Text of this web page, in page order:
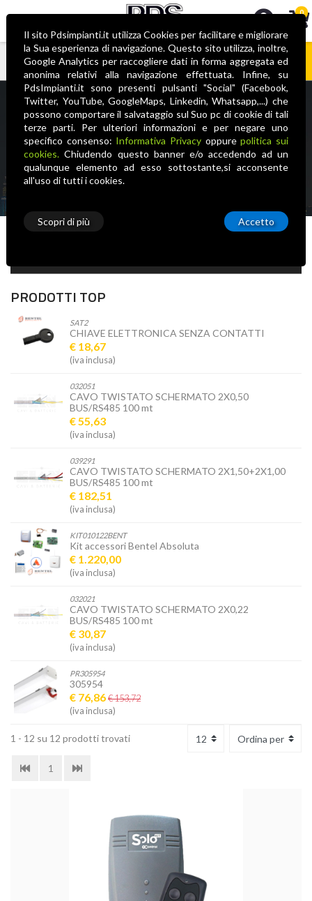
0
Nessun prodotto nel carrello
1Control
1Control è un’azienda nata dall’idea di rivoluzionare e
semplificare il mondo dei prodotti IoT per la Smart Home.
PRODOTTI TOP
SAT2
CHIAVE ELETTRONICA SENZA CONTATTI
€ 18,67
(iva inclusa)
032051
CAVO TWISTATO SCHERMATO 2X0,50
BUS/RS485 100 mt
€ 55,63
(iva inclusa)
039291
CAVO TWISTATO SCHERMATO 2X1,50+2X1,00
BUS/RS485 100 mt
€ 182,51
(iva inclusa)
KIT010122BENT
Kit accessori Bentel Absoluta
€ 1.220,00
(iva inclusa)
032021
CAVO TWISTATO SCHERMATO 2X0,22
BUS/RS485 100 mt
€ 30,87
(iva inclusa)
PR305954
305954
€ 76,86€ 153,72
(iva inclusa)
1 - 12 su 12 prodotti trovati
1
Il sito Pdsimpianti.it utilizza Cookies per facilitare e migliorare
la Sua esperienza di navigazione. Questo sito utilizza, inoltre,
Google Analytics per raccogliere dati in forma aggregata ed
anonima relativi alla navigazione effettuata. Infine, su
PdsImpianti.it sono presenti pulsanti "Social" (Facebook,
Twitter, YouTube, GoogleMaps, Linkedin, Whatsapp,...) che
possono comportare il salvataggio sul Suo pc di cookie di tali
terze parti. Per ulteriori informazioni e per negare uno
specifico consenso: Informativa Privacy oppurepolitica sui
cookies.Chiudendo questo banner e/o accedendo ad un
qualunque elemento ad esso sottostante,si acconsente
all'uso di tutti i cookies.
Scopri di più Accetto